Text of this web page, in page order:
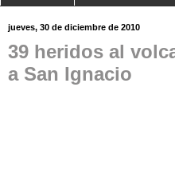
jueves, 30 de diciembre de 2010
39 heridos al
a San Ignacio